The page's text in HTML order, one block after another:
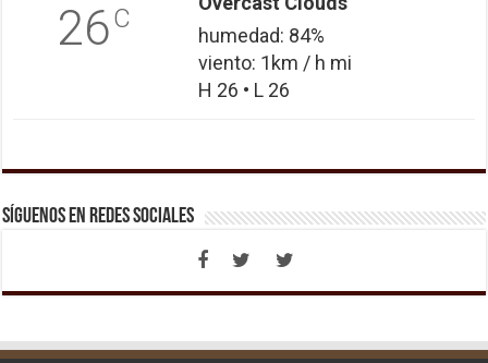
26C
humedad: 84%
viento: 1km / h mi
H 26 • L 26
Síguenos en Redes Sociales